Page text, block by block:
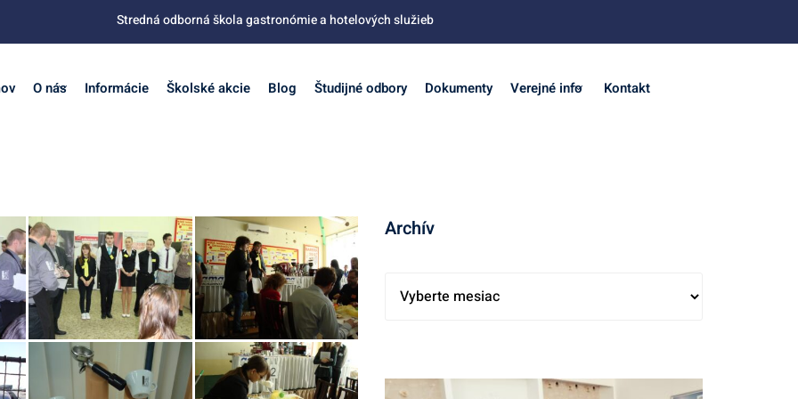
Stredná odborná škola gastronómie a hotelových služieb
O nás Informácie Školské akcie Blog Študijné odbory Dokumenty Verejné info Kontakt
Archív
í